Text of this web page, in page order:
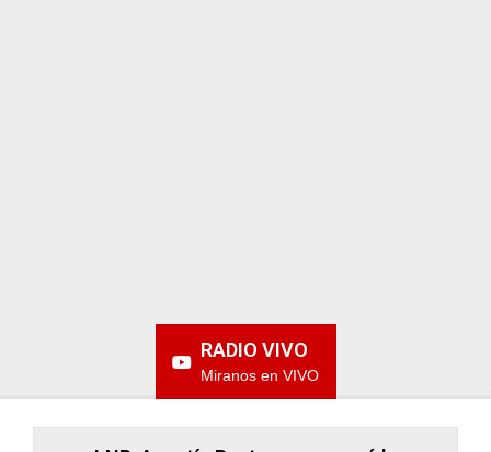
RADIO VIVO
Miranos en VIVO